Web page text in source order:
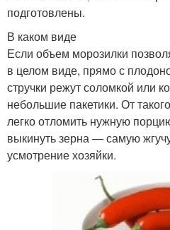
подготовлены.
В каком виде
Если объем морозилки
в целом виде, прямо с
стручки режут соломкой или
небольшие пакетики. От
легко отломить нужную
выкинуть зерна — самую
усмотрение хозяйки.